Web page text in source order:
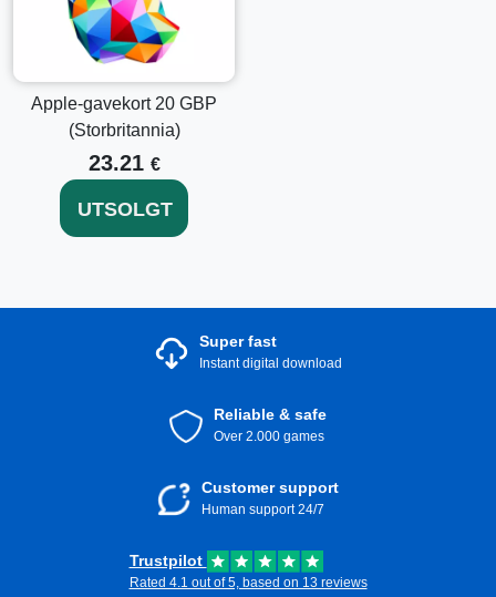
Apple-gavekort 20 GBP
(Storbritannia)
23.21 €
UTSOLGT
Super fast
Instant digital download
Reliable & safe
Over 2.000 games
Customer support
Human support 24/7
Trustpilot
Rated 4.1 out of 5, based on 13 reviews